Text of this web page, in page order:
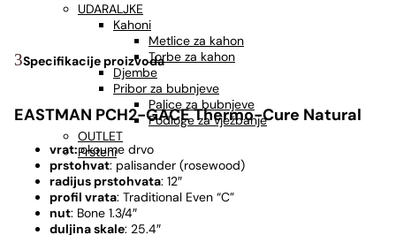
UDARALJKE
Kahoni
Metlice za kahon
Torbe za kahon
Djembe
Pribor za bubnjeve
Palice za bubnjeve
Podloge za vježbanje
OUTLET
Prsteni
Specifikacije proizvoda
EASTMAN PCH2-GACE Thermo-Cure Natural
vrat:okoume drvo
prstohvat: palisander (rosewood)
radijus prstohvata: 12″
profil vrata: Traditional Even “C”
nut: Bone 1.3/4″
duljina skale: 25.4″